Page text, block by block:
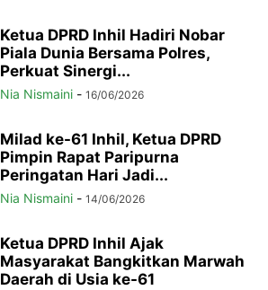
Ketua DPRD Inhil Hadiri Nobar
Piala Dunia Bersama Polres,
Perkuat Sinergi...
Nia Nismaini - 16/06/2026
Milad ke-61 Inhil, Ketua DPRD
Pimpin Rapat Paripurna
Peringatan Hari Jadi...
Nia Nismaini - 14/06/2026
Ketua DPRD Inhil Ajak
Masyarakat Bangkitkan Marwah
Daerah di Usia ke-61